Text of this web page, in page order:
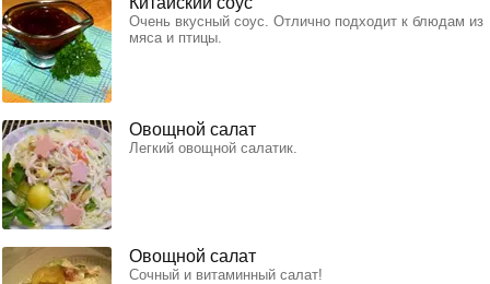
Очень вкусный соус. Отлично подходит к блюдам из
мяса и птицы.
Овощной салат
Легкий овощной салатик.
Овощной салат
Сочный и витаминный салат!